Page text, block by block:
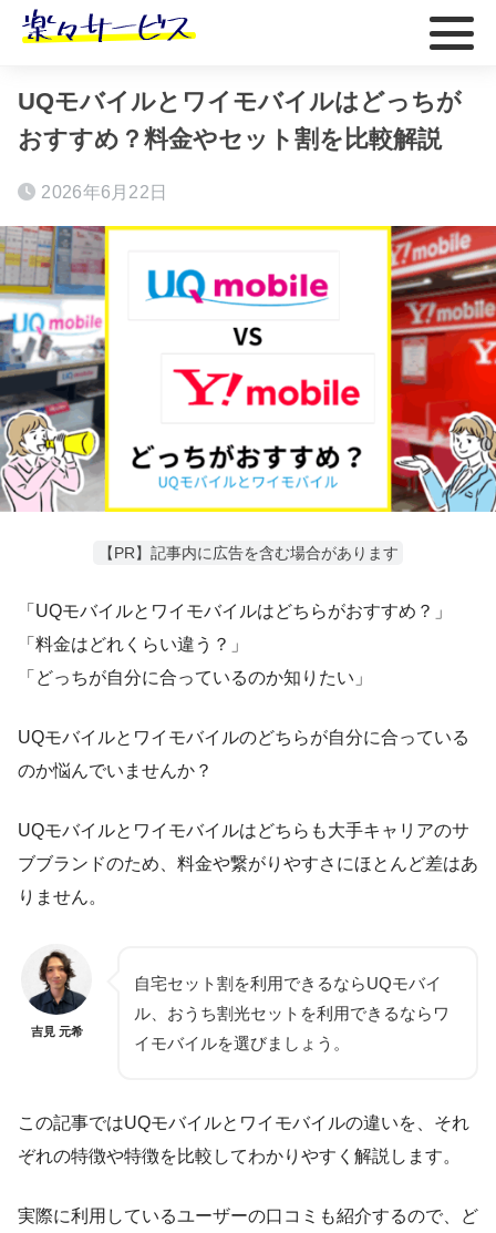
ホーム おすすめ
UQモバイルとワイモバイルはどっちが
おすすめ？料金やセット割を比較解説
2026年6月22日
【PR】記事内に広告を含む場合があります
「UQモバイルとワイモバイルはどちらがおすすめ？」
「料金はどれくらい違う？」
「どっちが自分に合っているのか知りたい」
UQモバイルとワイモバイルのどちらが自分に合っている
のか悩んでいませんか？
UQモバイルとワイモバイルはどちらも大手キャリアのサ
ブブランドのため、料金や繋がりやすさにほとんど差はあ
りません。
吉見 元希
自宅セット割を利用できるならUQモバイ
ル、おうち割光セットを利用できるならワ
イモバイルを選びましょう。
この記事ではUQモバイルとワイモバイルの違いを、それ
ぞれの特徴や特徴を比較してわかりやすく解説します。
実際に利用しているユーザーの口コミも紹介するので、ど